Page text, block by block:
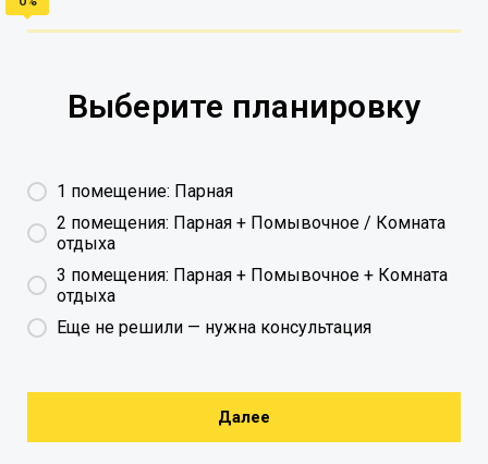
Выберите планировку
1 помещение: Парная
2 помещения: Парная + Помывочное / Комната
отдыха
3 помещения: Парная + Помывочное + Комната
отдыха
Еще не решили — нужна консультация
Далее